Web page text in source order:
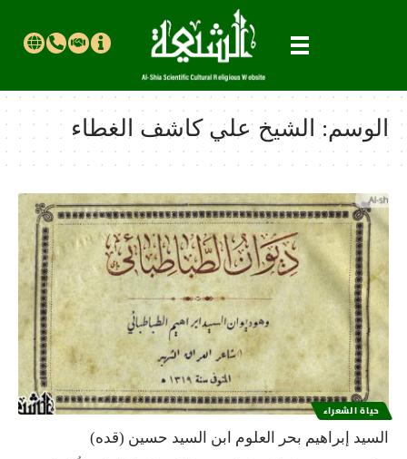
الوسم: الشيخ علي كاشف الغطاء
حياة الشعراء
السيد إبراهيم بحر العلوم ابن السيد حسين (قده)